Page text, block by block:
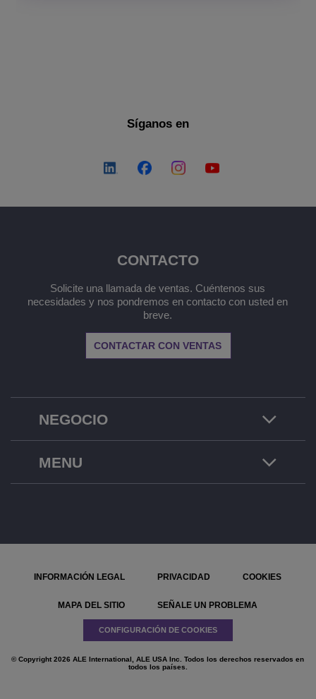
Síganos en
NEGOCIO
CONTACTO
Solicite una llamada de ventas. Cuéntenos sus
necesidades y nos pondremos en contacto con usted en
breve.
CONTACTAR CON VENTAS
MENU
© Copyright 2026 ALE International, ALE USA Inc. Todos los derechos reservados en
todos los países.
INFORMACIÓN LEGAL PRIVACIDAD COOKIES
MAPA DEL SITIO SEÑALE UN PROBLEMA
CONFIGURACIÓN DE COOKIES